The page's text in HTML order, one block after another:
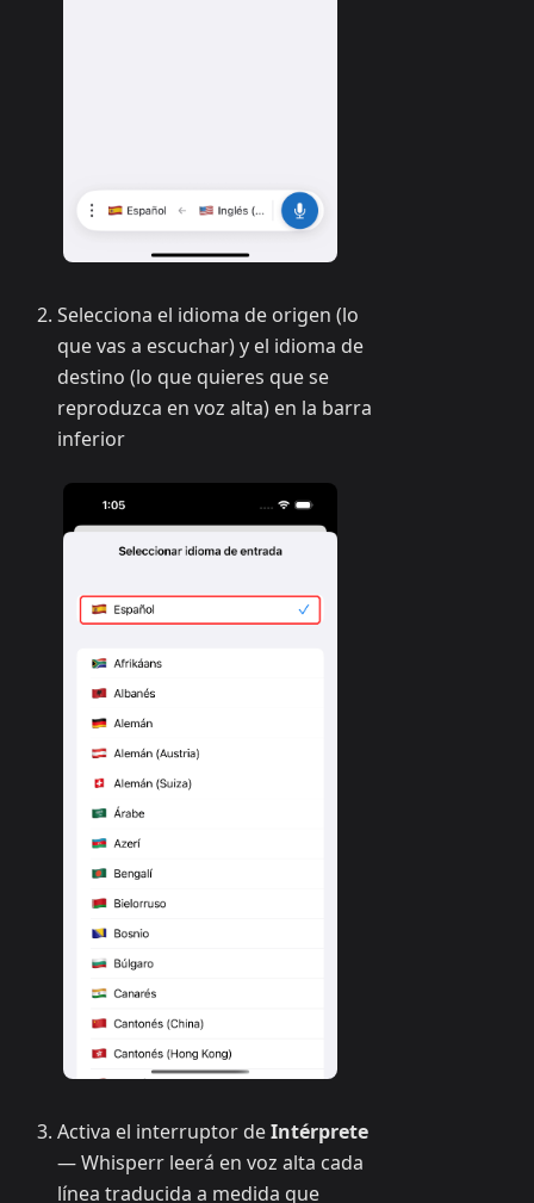
Selecciona el idioma de origen (lo
que vas a escuchar) y el idioma de
destino (lo que quieres que se
reproduzca en voz alta) en la barra
inferior
Activa el interruptor deIntérprete
— Whisperr leerá en voz alta cada
línea traducida a medida que